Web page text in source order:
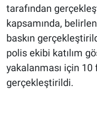
tarafından
kapsamında,
baskın
polis ekibi katılım
yakalanması için 10
gerçekleştirildi.